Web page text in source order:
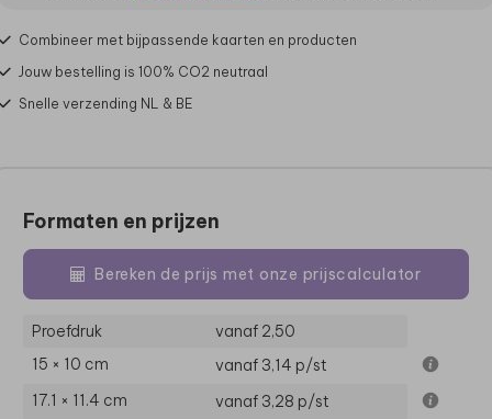
Combineer met bijpassende kaarten en producten
Jouw bestelling is 100% CO2 neutraal
Snelle verzending NL & BE
Formaten en prijzen
Bereken de prijs met onze prijscalculator
Proefdruk
vanaf 2,50
15 × 10 cm
vanaf 3,14 p/st
17.1 × 11.4 cm
vanaf 3,28 p/st